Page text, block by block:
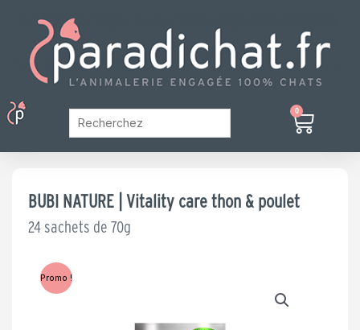
contenu
Menu 0
Panier
BUBI NATURE | Vitality care thon & poulet
24 sachets de 70g
Promo !